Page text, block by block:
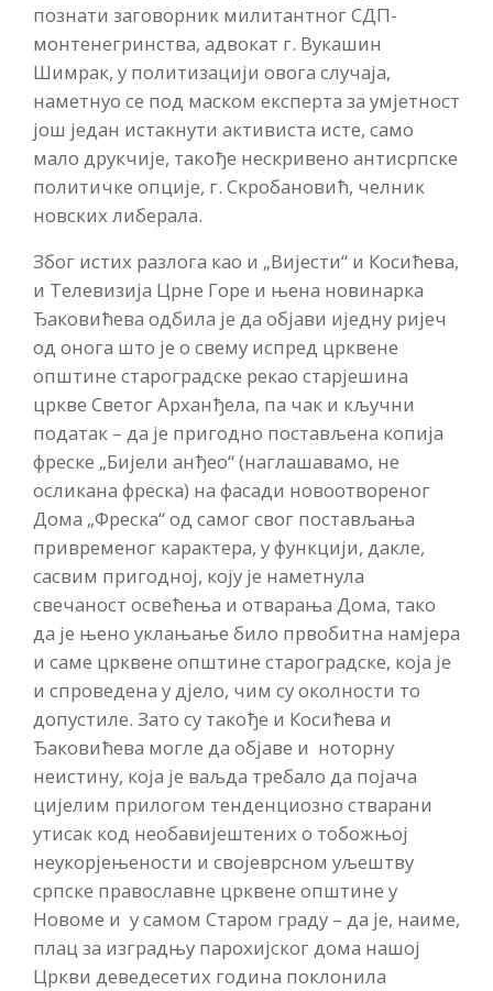
познати заговорник милитантног СДП-
монтенегринства, адвокат г. Вукашин
Шимрак, у политизацији овога случаја,
наметнуо се под маском експерта за умјетност
још један истакнути активиста исте, само
мало друкчије, такође нескривено антисрпске
политичке опције, г. Скробановић, челник
новских либерала.
Због истих разлога као и „Вијести“ и Косићева,
и Телевизија Црне Горе и њена новинарка
Ђаковићева одбила је да објави иједну ријеч
од онога што је о свему испред црквене
општине староградске рекао старјешина
цркве Светог Арханђела, па чак и кључни
податак – да је пригодно постављена копија
фреске „Бијели анђео“ (наглашавамо, не
осликана фреска) на фасади новоотвореног
Дома „Фреска“ од самог свог постављања
привременог карактера, у функцији, дакле,
сасвим пригодној, коју је наметнула
свечаност освећења и отварања Дома, тако
да је њено уклањање било првобитна намјера
и саме црквене општине староградске, која је
и спроведена у дјело, чим су околности то
допустиле. Зато су такође и Косићева и
Ђаковићева могле да објаве и ноторну
неистину, која је ваљда требало да појача
цијелим прилогом тенденциозно стварани
утисак код необавијештених о тобожњој
неукорјењености и својеврсном уљештву
српске православне црквене општине у
Новоме и у самом Старом граду – да је, наиме,
плац за изградњу парохијског дома нашој
Цркви деведесетих година поклонила